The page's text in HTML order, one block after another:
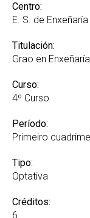
Suplemento
Centro:
E. S. de
Titulación:
Grao en
Curso:
4º Curso
Período:
Primeiro
Tipo:
Optativa
Créditos:
6